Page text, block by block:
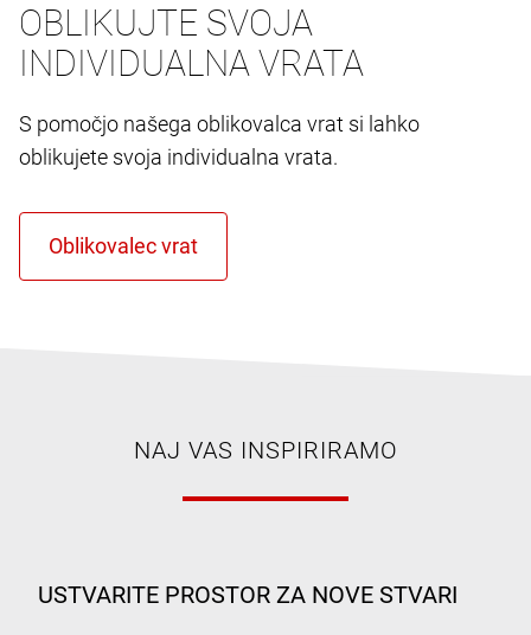
OBLIKUJTE SVOJA
INDIVIDUALNA VRATA
S pomočjo našega oblikovalca vrat si lahko
oblikujete svoja individualna vrata.
NAJ VAS INSPIRIRAMO
USTVARITE PROSTOR ZA NOVE STVARI